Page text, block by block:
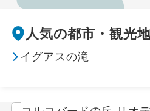
人気の都市・観光
イグアスの滝